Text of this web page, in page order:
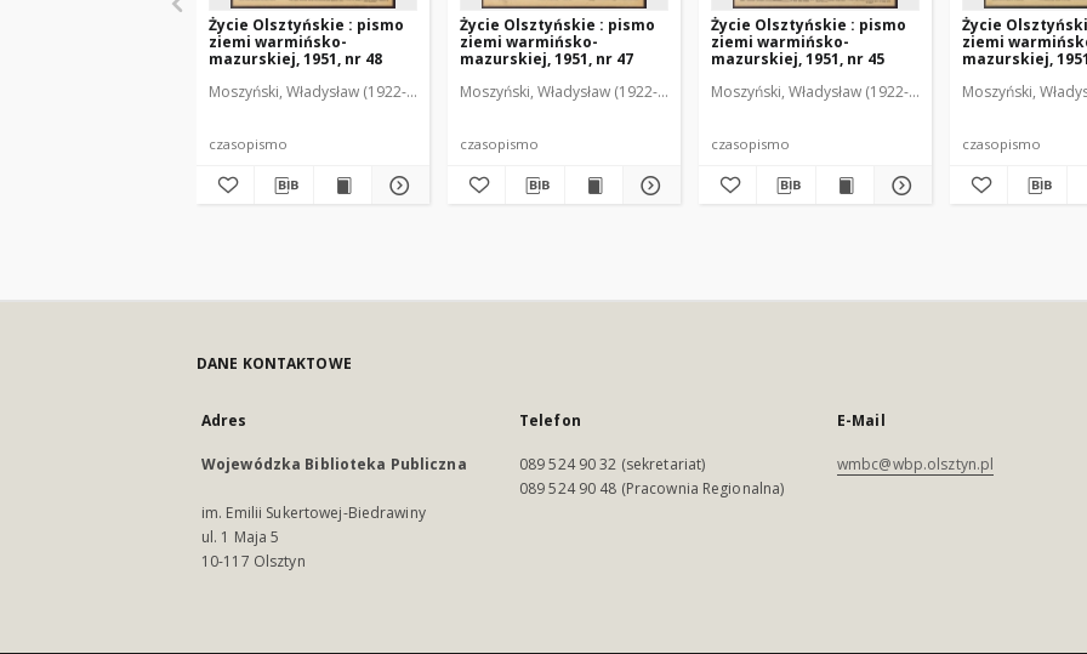
Życie Olsztyńskie : pismo
ziemi warmińsko-
mazurskiej, 1951, nr 48
Moszyński, Władysław (1922-2001). Red. Mroczkowski, Włodzimierz (1902-1971). Red. Osiecki, Andrzej. Red.
czasopismo
Życie Olsztyńskie : pismo
ziemi warmińsko-
mazurskiej, 1951, nr 47
Moszyński, Władysław (1922-2001). Red. Mroczkowski, Włodzimierz (1902-1971). Red.
czasopismo
Życie Olsztyńskie : pismo
ziemi warmińsko-
mazurskiej, 1951, nr 45
Moszyński, Władysław (1922-2001). Red. Mroczkowski,
czasopismo
Życie
ziemi
mazurskiej,
Moszyński,
czasopismo
DANE KONTAKTOWE
Adres
Wojewódzka Biblioteka Publiczna
im. Emilii Sukertowej-Biedrawiny
ul. 1 Maja 5
10-117 Olsztyn
Telefon
089 524 90 32 (sekretariat)
089 524 90 48 (Pracownia Regionalna)
E-Mail
wmbc@wbp.olsztyn.pl